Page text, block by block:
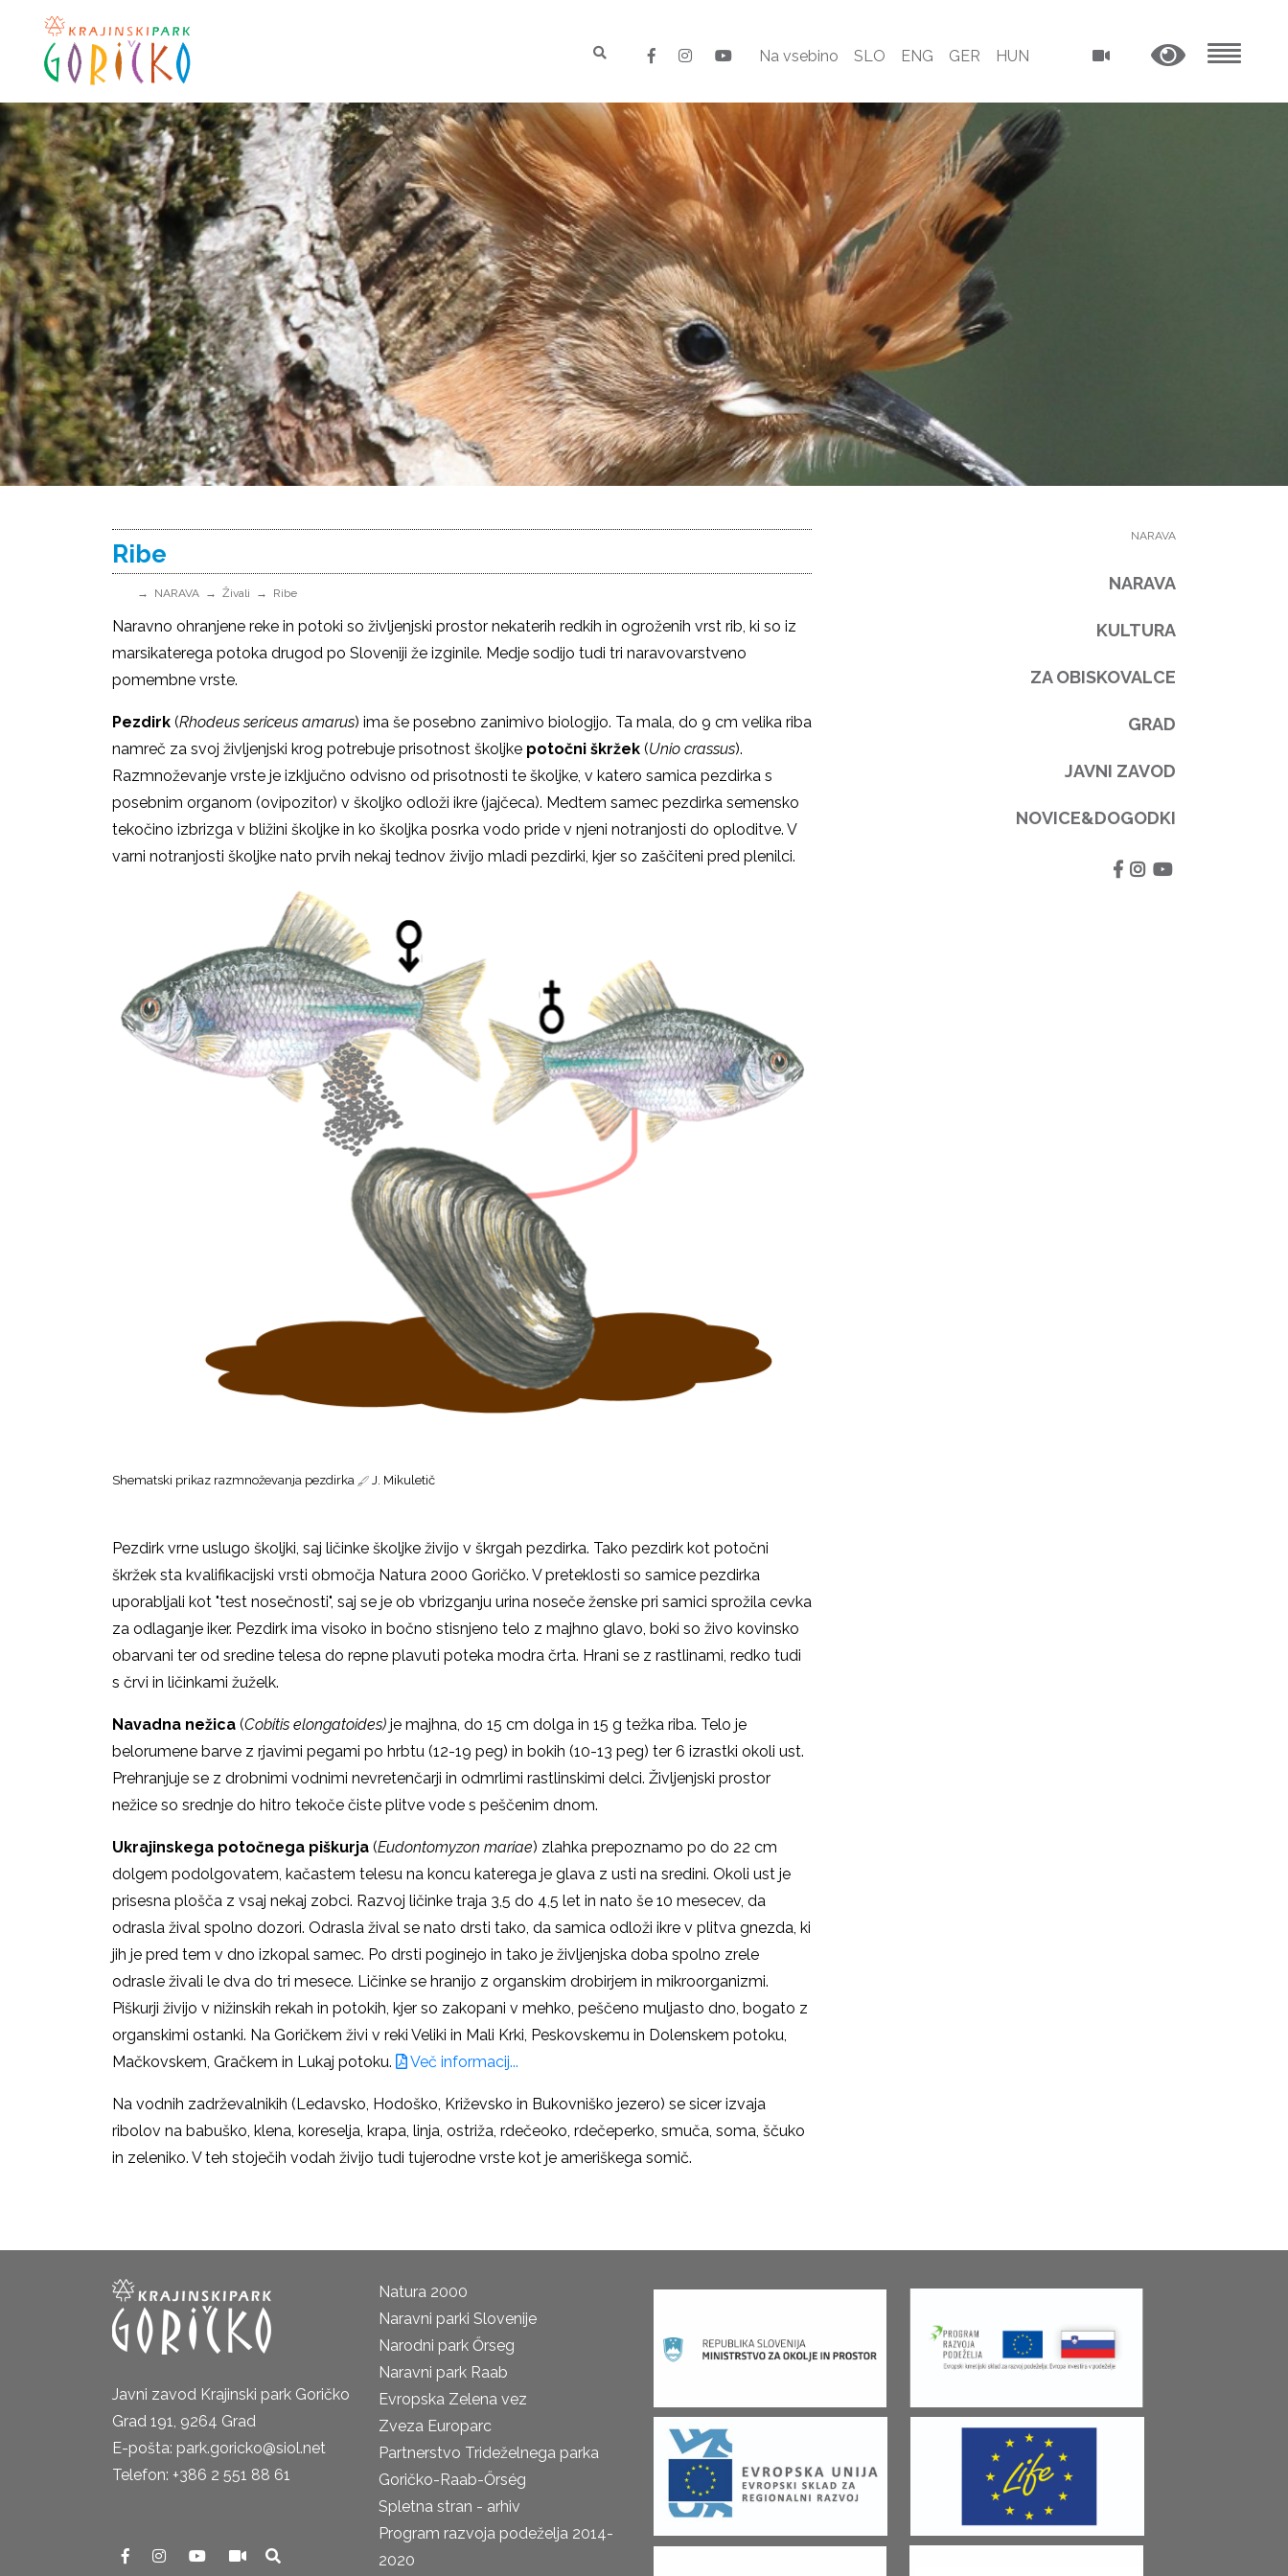
Na vsebino SLO ENG GER HUN
Ribe
NARAVA Živali Ribe
Naravno ohranjene reke in potoki so življenjski prostor nekaterih redkih in ogroženih vrst rib, ki so iz
marsikaterega potoka drugod po Sloveniji že izginile. Medje sodijo tudi tri naravovarstveno
pomembne vrste.
Pezdirk (Rhodeus sericeus amarus) ima še posebno zanimivo biologijo. Ta mala, do 9 cm velika riba
namreč za svoj življenjski krog potrebuje prisotnost školjke potočni škržek (Unio crassus).
Razmnoževanje vrste je izključno odvisno od prisotnosti te školjke, v katero samica pezdirka s
posebnim organom (ovipozitor) v školjko odloži ikre (jajčeca). Medtem samec pezdirka semensko
tekočino izbrizga v bližini školjke in ko školjka posrka vodo pride v njeni notranjosti do oploditve. V
varni notranjosti školjke nato prvih nekaj tednov živijo mladi pezdirki, kjer so zaščiteni pred plenilci.
Shematski prikaz razmnoževanja pezdirka J. Mikuletič
Pezdirk vrne uslugo školjki, saj ličinke školjke živijo v škrgah pezdirka. Tako pezdirk kot potočni
škržek sta kvalifikacijski vrsti območja Natura 2000 Goričko. V preteklosti so samice pezdirka
uporabljali kot "test nosečnosti", saj se je ob vbrizganju urina noseče ženske pri samici sprožila cevka
za odlaganje iker. Pezdirk ima visoko in bočno stisnjeno telo z majhno glavo, boki so živo kovinsko
obarvani ter od sredine telesa do repne plavuti poteka modra črta. Hrani se z rastlinami, redko tudi
s črvi in ličinkami žuželk.
Navadna nežica (Cobitis elongatoides) je majhna, do 15 cm dolga in 15 g težka riba. Telo je
belorumene barve z rjavimi pegami po hrbtu (12-19 peg) in bokih (10-13 peg) ter 6 izrastki okoli ust.
Prehranjuje se z drobnimi vodnimi nevretenčarji in odmrlimi rastlinskimi delci. Življenjski prostor
nežice so srednje do hitro tekoče čiste plitve vode s peščenim dnom.
Ukrajinskega potočnega piškurja (Eudontomyzon mariae) zlahka prepoznamo po do 22 cm
dolgem podolgovatem, kačastem telesu na koncu katerega je glava z usti na sredini. Okoli ust je
prisesna plošča z vsaj nekaj zobci. Razvoj ličinke traja 3,5 do 4,5 let in nato še 10 mesecev, da
odrasla žival spolno dozori. Odrasla žival se nato drsti tako, da samica odloži ikre v plitva gnezda, ki
jih je pred tem v dno izkopal samec. Po drsti poginejo in tako je življenjska doba spolno zrele
odrasle živali le dva do tri mesece. Ličinke se hranijo z organskim drobirjem in mikroorganizmi.
Piškurji živijo v nižinskih rekah in potokih, kjer so zakopani v mehko, peščeno muljasto dno, bogato z
organskimi ostanki. Na Goričkem živi v reki Veliki in Mali Krki, Peskovskemu in Dolenskem potoku,
Mačkovskem, Gračkem in Lukaj potoku.
Več informacij...
Na vodnih zadrževalnikih (Ledavsko, Hodoško, Križevsko in Bukovniško jezero) se sicer izvaja
ribolov na babuško, klena, koreselja, krapa, linja, ostriža, rdečeoko, rdečeperko, smuča, soma, ščuko
in zeleniko. V teh stoječih vodah živijo tudi tujerodne vrste kot je ameriškega somič.
NARAVA
NARAVA
KULTURA
ZA OBISKOVALCE
GRAD
JAVNI ZAVOD
NOVICE&DOGODKI
Javni zavod Krajinski park Goričko
Grad 191, 9264 Grad
E-pošta: park.goricko@siol.net
Telefon: +386 2 551 88 61
Natura 2000
Naravni parki Slovenije
Narodni park Őrseg
Naravni park Raab
Evropska Zelena vez
Zveza Europarc
Partnerstvo Trideželnega parka
Goričko-Raab-Őrség
Spletna stran - arhiv
Program razvoja podeželja 2014-
2020